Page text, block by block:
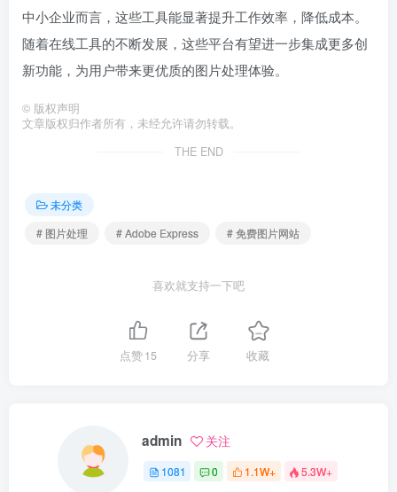
中小企业而言，这些工具能显著提升工作效率，降低成本。
随着在线工具的不断发展，这些平台有望进一步集成更多创
新功能，为用户带来更优质的图片处理体验。
© 版权声明
文章版权归作者所有，未经允许请勿转载。
THE END
未分类
# 图片处理
# Adobe Express # 免费图片网站
喜欢就支持一下吧
点赞15 分享 收藏
admin 关注
1081 0 1.1W+ 5.3W+